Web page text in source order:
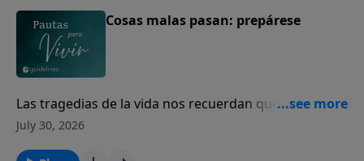
Cosas malas pasan: prepárese
Las tragedias de la vida nos recuerdan que todos
necesitamos volver nuestro corazón a Dios.
July 30, 2026